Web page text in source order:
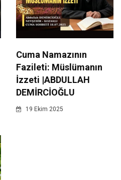
Cuma Namazının
Fazileti: Müslümanın
İzzeti |ABDULLAH
DEMİRCİOĞLU
19 Ekim 2025